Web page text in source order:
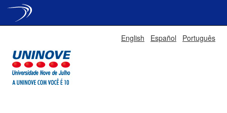
English Español Português